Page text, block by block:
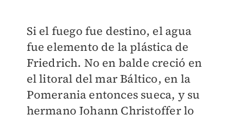
Si el fuego fue destino, el agua
fue elemento de la plástica de
Friedrich. No en balde creció en
el litoral del mar Báltico, en la
Pomerania entonces sueca, y su
hermano Johann Christoffer lo